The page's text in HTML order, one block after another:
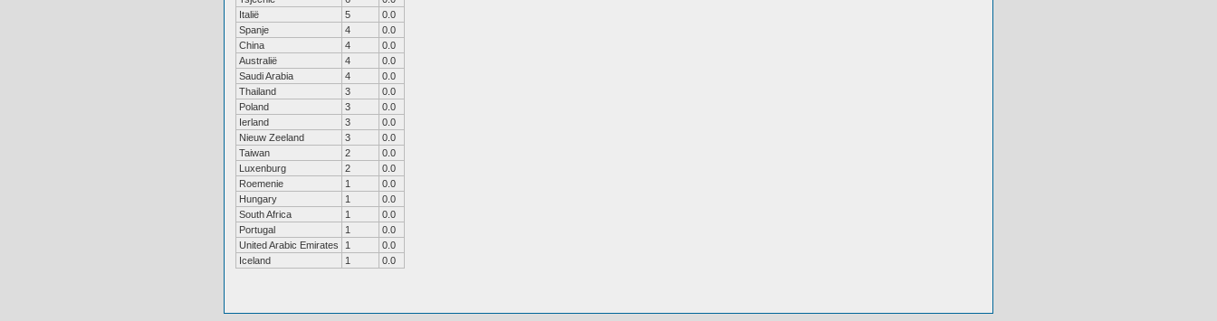
Italië
5
0.0
Spanje
4
0.0
China
4
0.0
Australië
4
0.0
Saudi Arabia
4
0.0
Thailand
3
0.0
Poland
3
0.0
Ierland
3
0.0
Nieuw Zeeland
3
0.0
Taiwan
2
0.0
Luxenburg
2
0.0
Roemenie
1
0.0
Hungary
1
0.0
South Africa
1
0.0
Portugal
1
0.0
United Arabic Emirates
1
0.0
Iceland
1 0.0